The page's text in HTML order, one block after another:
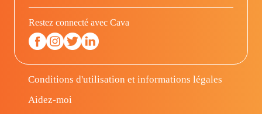
Restez connecté avec Cava
Conditions d'utilisation et informations légales
Aidez-moi